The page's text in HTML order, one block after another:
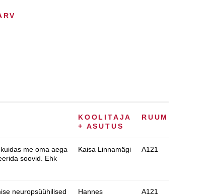
KOOLITAJA
+ ASUTUS
RUUM
me oma aega
soovid. Ehk
Kaisa Linnamägi A121
neuropsüühilised
Hannes
A121